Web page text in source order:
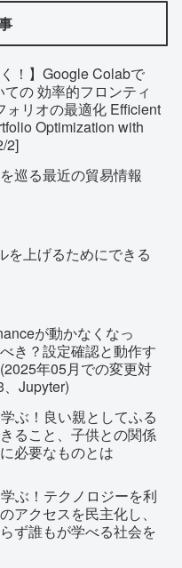
く！】Google Colabで
の 効率的フロンティ
ォリオの最適化 Efficient
Optimization with
2]
巡る最近の貿易情報
を上げるためにできる
が動かなくなっ
き？設定確認と動作す
年05月での変更対
Jupyter)
ぶ！良い親としてふる
ること、子供との関係
必要なものとは
ぶ！テクノロジーを利
アクセスを民主化し、
ず誰もが学べる社会を